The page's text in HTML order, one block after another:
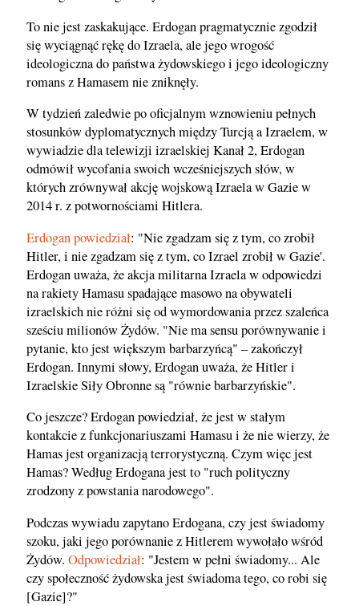
To nie jest zaskakujące. Erdogan pragmatycznie zgodził
się wyciągnąć rękę do Izraela, ale jego wrogość
ideologiczna do państwa żydowskiego i jego ideologiczny
romans z Hamasem nie zniknęły.
W tydzień zaledwie po oficjalnym wznowieniu pełnych
stosunków dyplomatycznych między Turcją a Izraelem, w
wywiadzie dla telewizji izraelskiej Kanał 2, Erdogan
odmówił wycofania swoich wcześniejszych słów, w
których zrównywał akcję wojskową Izraela w Gazie w
2014 r. z potwornościami Hitlera.
Erdogan powiedział: "Nie zgadzam się z tym, co zrobił
Hitler, i nie zgadzam się z tym, co Izrael zrobił w Gazie'.
Erdogan uważa, że akcja militarna Izraela w odpowiedzi
na rakiety Hamasu spadające masowo na obywateli
izraelskich nie różni się od wymordowania przez szaleńca
sześciu milionów Żydów. "Nie ma sensu porównywanie i
pytanie, kto jest większym barbarzyńcą" – zakończył
Erdogan. Innymi słowy, Erdogan uważa, że Hitler i
Izraelskie Siły Obronne są "równie barbarzyńskie".
Co jeszcze? Erdogan powiedział, że jest w stałym
kontakcie z funkcjonariuszami Hamasu i że nie wierzy, że
Hamas jest organizacją terrorystyczną. Czym więc jest
Hamas? Według Erdogana jest to "ruch polityczny
zrodzony z powstania narodowego".
Podczas wywiadu zapytano Erdogana, czy jest świadomy
szoku, jaki jego porównanie z Hitlerem wywołało wśród
Żydów. Odpowiedział: "Jestem w pełni świadomy... Ale
czy społeczność żydowska jest świadoma tego, co robi się
[Gazie]?"